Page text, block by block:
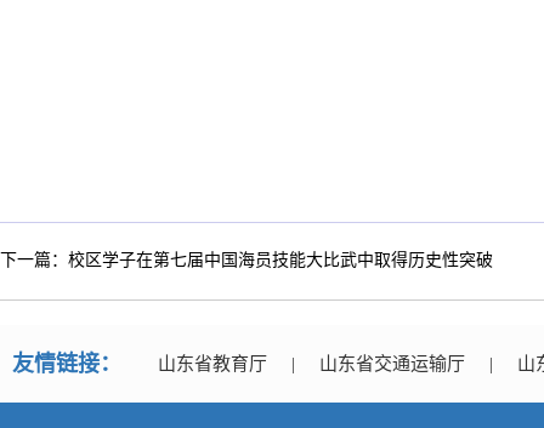
下一篇：校区学子在第七届中国海员技能大比武中取得历史性突破
友情链接： 山东省教育厅 | 山东省交通运输厅 | 山